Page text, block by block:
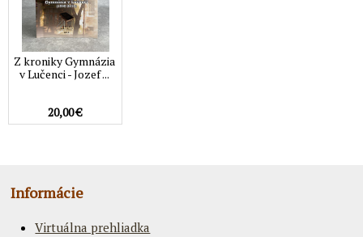
Z kroniky Gymnázia
v Lučenci - Jozef ...
20,00 €
Informácie
Virtuálna prehliadka